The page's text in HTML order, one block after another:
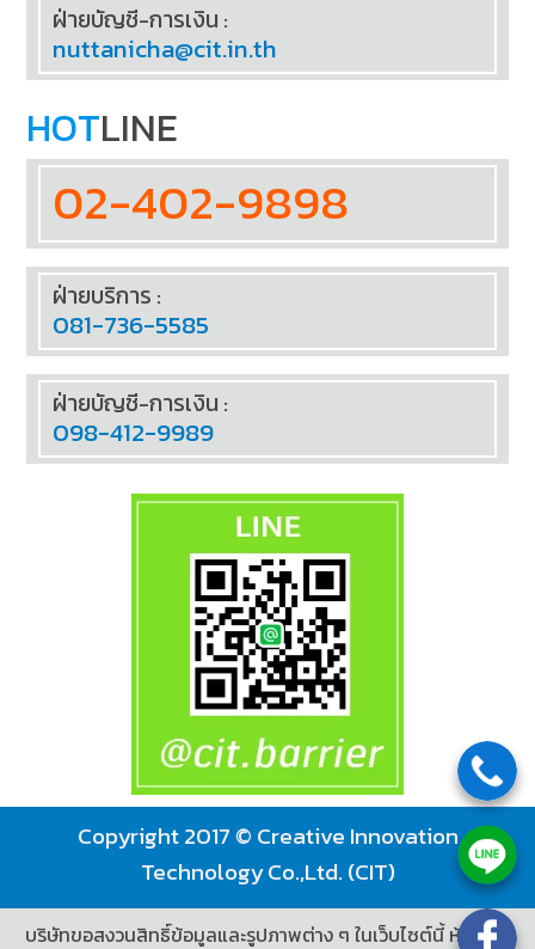
ฝ่ายบัญชี-การเงิน :
nuttanicha@cit.in.th
HOTLINE
02-402-9898
ฝ่ายบริการ :
081-736-5585
ฝ่ายบัญชี-การเงิน :
098-412-9989
Copyright 2017 © Creative Innovation
Technology Co.,Ltd. (CIT)
บริษัทขอสงวนสิทธิ์ข้อมูลและรูปภาพต่าง ๆ ในเว็บไซต์นี้ ห้ามมิให้